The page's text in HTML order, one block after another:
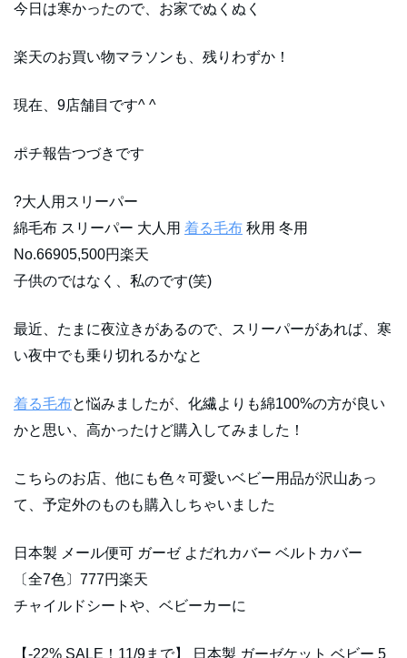
今日は寒かったので、お家でぬくぬく
楽天のお買い物マラソンも、残りわずか！
現在、9店舗目です^ ^
ポチ報告つづきです
?大人用スリーパー
綿毛布 スリーパー 大人用 着る毛布 秋用 冬用
No.66905,500円楽天
子供のではなく、私のです(笑)
最近、たまに夜泣きがあるので、スリーパーがあれば、寒
い夜中でも乗り切れるかなと
着る毛布と悩みましたが、化繊よりも綿100%の方が良い
かと思い、高かったけど購入してみました！
こちらのお店、他にも色々可愛いベビー用品が沢山あっ
て、予定外のものも購入しちゃいました
日本製 メール便可 ガーゼ よだれカバー ベルトカバー
〔全7色〕777円楽天
チャイルドシートや、ベビーカーに
【-22% SALE！11/9まで】 日本製 ガーゼケット ベビー 5